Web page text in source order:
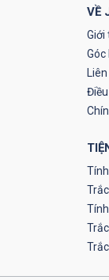
VỀ
Giới
Góc